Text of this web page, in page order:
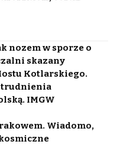
nozem w sporze o
skazany
Kotlarskiego.
IMGW
Wiadomo,